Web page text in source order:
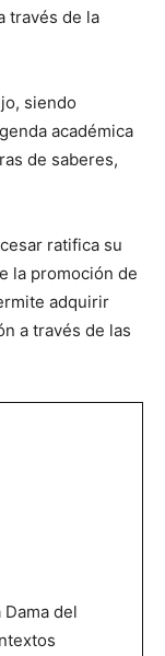
través de la
siendo
académica
de saberes,
ratifica su
la promoción de
adquirir
a través de las
del